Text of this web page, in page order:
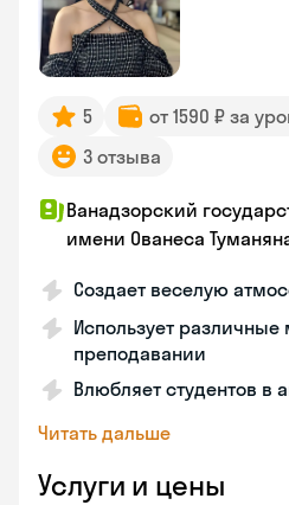
5 от 1590 ₽ за
3 отзыва
Ванадзорский
имени Ованеса
Создает веселую
Использует различные
преподавании
Влюбляет студентов в
Читать дальше
Услуги и цены